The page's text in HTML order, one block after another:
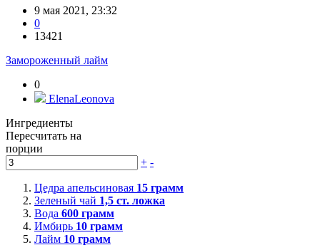
9 мая 2021, 23:32
0
13421
Замороженный лайм
0
ElenaLeonova
Ингредиенты
Пересчитать на
порции
+ -
Цедра апельсиновая 15 грамм
Зеленый чай 1,5 ст. ложка
Вода 600 грамм
Имбирь 10 грамм
Лайм 10 грамм